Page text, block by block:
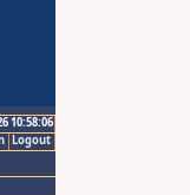
10:58:06
Logout